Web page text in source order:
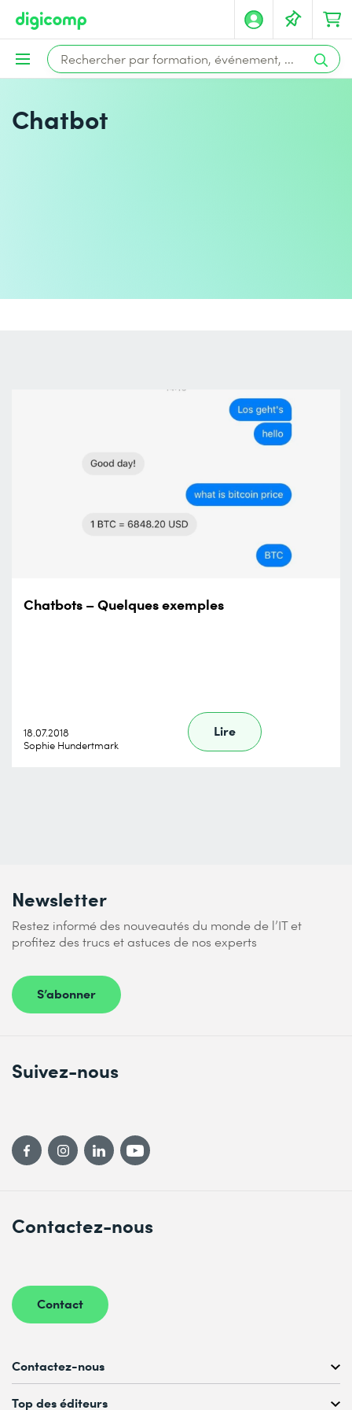
Chatbot
Chatbots – Quelques exemples
18.07.2018
Sophie Hundertmark
Lire
Newsletter
Restez informé des nouveautés du monde de l’IT et
profitez des trucs et astuces de nos experts
S’abonner
Contactez-nous
Contact
Suivez-nous
Contactez-nous
Conseil personnalisé au
Top des éditeurs